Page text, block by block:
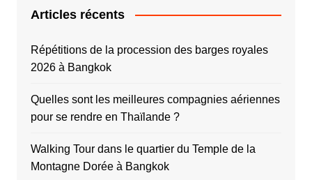
Articles récents
Répétitions de la procession des barges royales
2026 à Bangkok
Quelles sont les meilleures compagnies aériennes
pour se rendre en Thaïlande ?
Walking Tour dans le quartier du Temple de la
Montagne Dorée à Bangkok